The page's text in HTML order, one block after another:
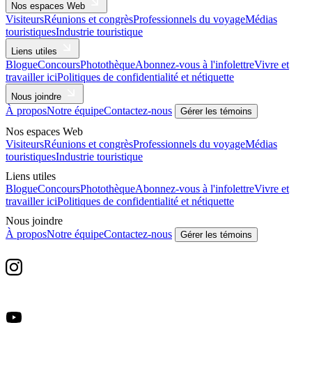
Nos espaces Web
VisiteursRéunions et congrèsProfessionnels du voyageMédias
touristiquesIndustrie touristique
Liens utiles
BlogueConcoursPhotothèqueAbonnez-vous à l'infolettreVivre et
travailler iciPolitiques de confidentialité et nétiquette
Nous joindre
À proposNotre équipeContactez-nous Gérer les témoins
Nos espaces Web
VisiteursRéunions et congrèsProfessionnels du voyageMédias
touristiquesIndustrie touristique
Liens utiles
BlogueConcoursPhotothèqueAbonnez-vous à l'infolettreVivre et
travailler iciPolitiques de confidentialité et nétiquette
Nous joindre
À proposNotre équipeContactez-nous Gérer les témoins